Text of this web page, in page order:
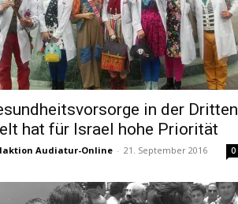
in der Dritten
hat für Israel hohe Priorität
Audiatur-Online - 21. September 2016 0